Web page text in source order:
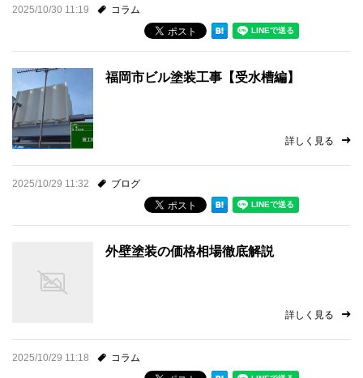
2025/10/30 11:19 コラム
福岡市ビル塗装工事【受水槽編】
詳しく見る
2025/10/29 11:32 ブログ
外壁塗装の価格相場徹底解説
詳しく見る
2025/10/29 11:18 コラム